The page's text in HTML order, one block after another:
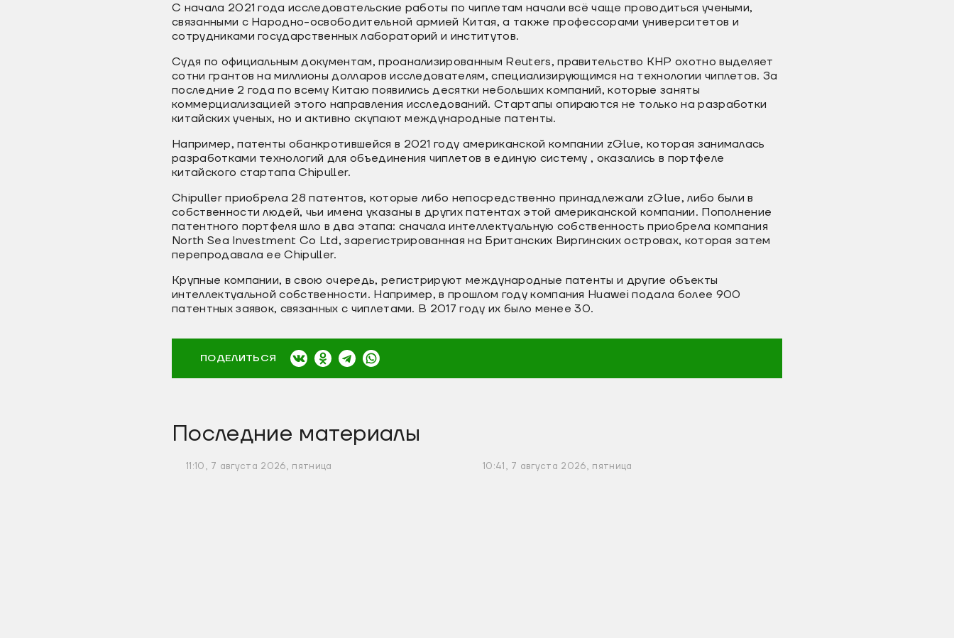
С начала 2021 года исследовательские работы по чиплетам начали всё чаще проводиться учеными,
связанными с Народно-освободительной армией Китая, а также профессорами университетов и
сотрудниками государственных лабораторий и институтов.
Судя по официальным документам, проанализированным Reuters, правительство КНР охотно выделяет
сотни грантов на миллионы долларов исследователям, специализирующимся на технологии чиплетов. За
последние 2 года по всему Китаю появились десятки небольших компаний, которые заняты
коммерциализацией этого направления исследований. Стартапы опираются не только на разработки
китайских ученых, но и активно скупают международные патенты.
Например, патенты обанкротившейся в 2021 году американской компании zGlue, которая занималась
разработками технологий для объединения чиплетов в единую систему , оказались в портфеле
китайского стартапа Chipuller.
Chipuller приобрела 28 патентов, которые либо непосредственно принадлежали zGlue, либо были в
собственности людей, чьи имена указаны в других патентах этой американской компании. Пополнение
патентного портфеля шло в два этапа: сначала интеллектуальную собственность приобрела компания
North Sea Investment Co Ltd, зарегистрированная на Британских Виргинских островах, которая затем
перепродавала ее Chipuller.
Крупные компании, в свою очередь, регистрируют международные патенты и другие объекты
интеллектуальной собственности. Например, в прошлом году компания Huawei подала более 900
патентных заявок, связанных с чиплетами. В 2017 году их было менее 30.
ПОДЕЛИТЬСЯ
Последние материалы
11:10, 7 августа 2026, пятница 10:41, 7 августа 2026, пятница